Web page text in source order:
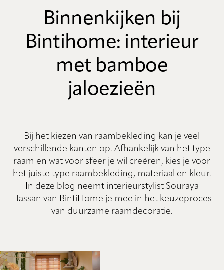
Binnenkijken bij
Bintihome: interieur
met bamboe
jaloezieën
Bij het kiezen van raambekleding kan je veel
verschillende kanten op. Afhankelijk van het type
raam en wat voor sfeer je wil creëren, kies je voor
het juiste type raambekleding, materiaal en kleur.
In deze blog neemt interieurstylist Souraya
Hassan van BintiHome je mee in het keuzeproces
van duurzame raamdecoratie.